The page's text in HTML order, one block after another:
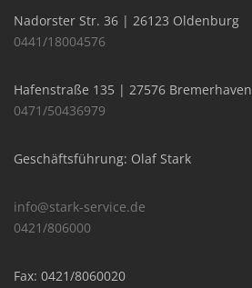
Nadorster Str. 36 | 26123 Oldenburg
0441/18004576
Hafenstraße 135 | 27576 Bremerhaven
0471/50436979
Geschäftsführung: Olaf Stark
info@stark-service.de
0421/806000
Fax: 0421/8060020